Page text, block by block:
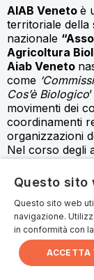
AIAB Veneto è
territoriale della
nazionale
Agricoltura
Aiab Veneto
come
Cos’è Biologico
movimenti dei
coordinamenti
organizzazioni
Nel corso degli
cosiddetto ‘
Terra- nuova
associazione
biologica nella
Alla fine degli
costituisce
lucrativa di
2001 separa le
Parte di
Questo sito
Questo sito web
navigazione.
in conformità con
ACCETTA